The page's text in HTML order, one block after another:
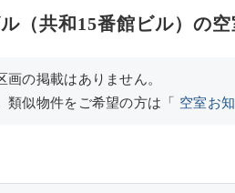
（共和15番館ビル）の
の掲載はありません。
類似物件をご希望の方は「 空室お